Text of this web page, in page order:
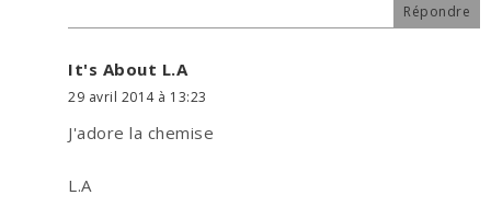
Répondre
It's About L.A
29 avril 2014 à 13:23
J'adore la chemise
L.A